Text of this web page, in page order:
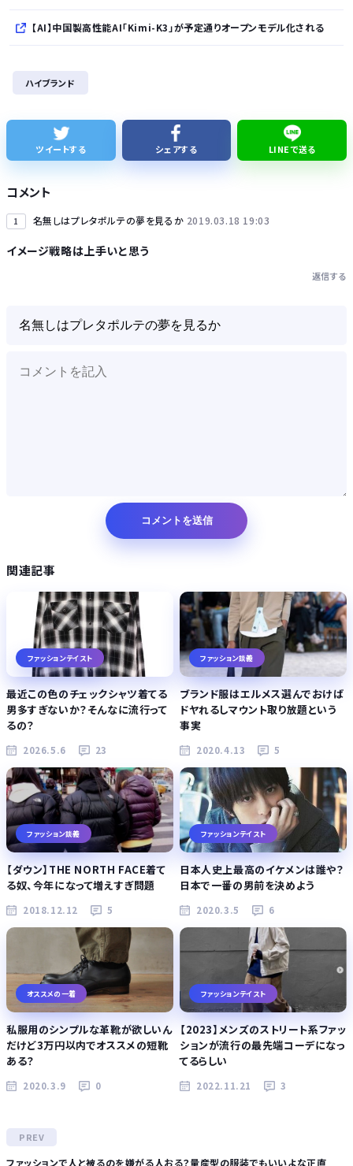
【AI】中国製高性能AI「Kimi-K3」が予定通りオープンモデル化される
ミツオカ、新型スポーツカーのティザー画像「第3弾」を公開！
ハイブランド
ツイートする シェアする LINEで送る
コメント
1 名無しはプレタポルテの夢を見るか 2019.03.18 19:03
イメージ戦略は上手いと思う
返信する
関連記事
ファッションテイスト
最近この色のチェックシャツ着てる
男多すぎないか？そんなに流行って
るの？
2026.5.6 23
ファッション談義
ブランド服はエルメス選んでおけば
ドヤれるしマウント取り放題という
事実
2020.4.13 5
ファッション談義
【ダウン】THE NORTH FACE着て
る奴、今年になって増えすぎ問題
2018.12.12 5
ファッションテイスト
日本人史上最高のイケメンは誰や？
日本で一番の男前を決めよう
2020.3.5 6
オススメの一着
私服用のシンプルな革靴が欲しいん
だけど3万円以内でオススメの短靴
ある？
2020.3.9 0
ファッションテイスト
【2023】メンズのストリート系ファッ
ションが流行の最先端コーデになっ
てるらしい
2022.11.21 3
ファッションで人と被るのを嫌がる人おる？量産型の服装でもいいよな正直